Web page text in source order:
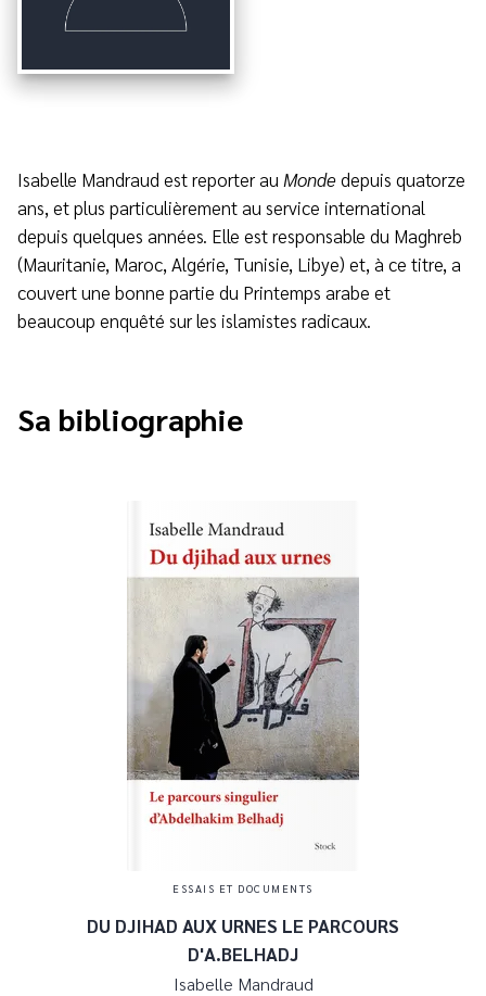
Isabelle Mandraud est reporter au Mondedepuis quatorze
ans, et plus particulièrement au service international
depuis quelques années. Elle est responsable du Maghreb
(Mauritanie, Maroc, Algérie, Tunisie, Libye) et, à ce titre, a
couvert une bonne partie du Printemps arabe et
beaucoup enquêté sur les islamistes radicaux.
Sa bibliographie
ESSAIS ET DOCUMENTS
DU DJIHAD AUX URNES LE PARCOURS
D'A.BELHADJ
Isabelle Mandraud